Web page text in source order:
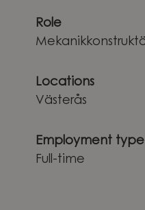
Role
Locations
Västerås
Employment type
Full-time